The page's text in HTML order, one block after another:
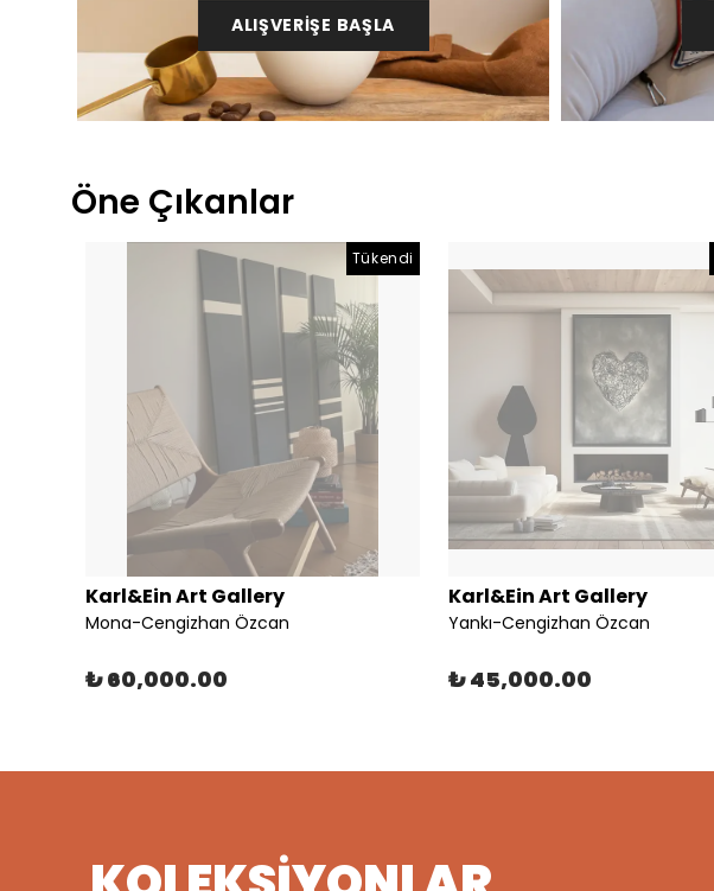
ALIŞVERİŞE BAŞLA
Öne Çıkanlar
Tükendi
Karl&Ein Art Gallery
Mona-Cengizhan Özcan
₺ 60,000.00
Karl&Ein Art Gallery
Yankı-Cengizhan Özcan
₺ 45,000.00